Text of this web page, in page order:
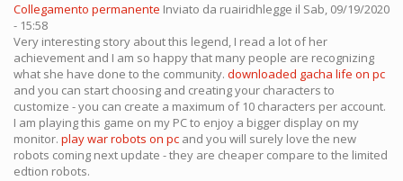
Collegamento permanente Inviato da ruairidhlegge il Sab, 09/19/2020
- 15:58
Very interesting story about this legend, I read a lot of her
achievement and I am so happy that many people are recognizing
what she have done to the community. downloaded gacha life on pc
and you can start choosing and creating your characters to
customize - you can create a maximum of 10 characters per account.
I am playing this game on my PC to enjoy a bigger display on my
monitor. play war robots on pc and you will surely love the new
robots coming next update - they are cheaper compare to the limited
edtion robots.